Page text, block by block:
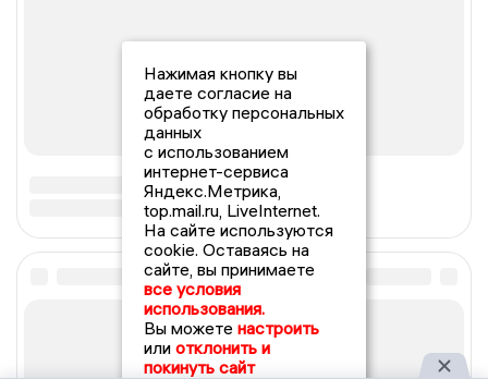
Нажимая кнопку вы
даете согласие на
обработку персональных
данных
с использованием
интернет-сервиса
Яндекс.Метрика,
top.mail.ru, LiveInternet.
На сайте используются
cookie. Оставаясь на
сайте, вы принимаете
все условия
использования.
Вы можете настроить
или отклонить и
покинуть сайт